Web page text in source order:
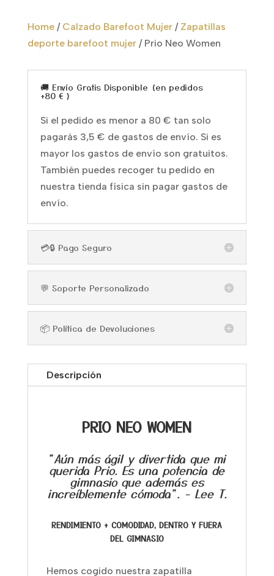
Home/ Calzado Barefoot Mujer/ Zapatillas
deporte barefoot mujer/ Prio Neo Women
🚚 Envío Gratis Disponible (en pedidos
+80 € )
Si el pedido es menor a 80 € tan solo
pagarás 3,5 € de gastos de envío. Si es
mayor los gastos de envío son gratuitos.
También puedes recoger tu pedido en
nuestra tienda física sin pagar gastos de
envío.
💳🔒 Pago Seguro
💬 Soporte Personalizado
📦 Política de Devoluciones
Descripción
PRIO NEO WOMEN
"Aún más ágil y divertida que mi
querida Prio. Es una potencia de
gimnasio que además es
increíblemente cómoda". - Lee T.
RENDIMIENTO + COMODIDAD, DENTRO Y FUERA
DEL GIMNASIO
Hemos cogido nuestra zapatilla